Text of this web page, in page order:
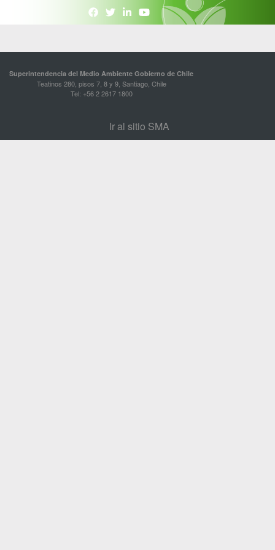
Superintendencia del Medio Ambiente Gobierno de Chile
Teatinos 280, pisos 7, 8 y 9, Santiago, Chile
Tel: +56 2 2617 1800
Ir al sitio SMA